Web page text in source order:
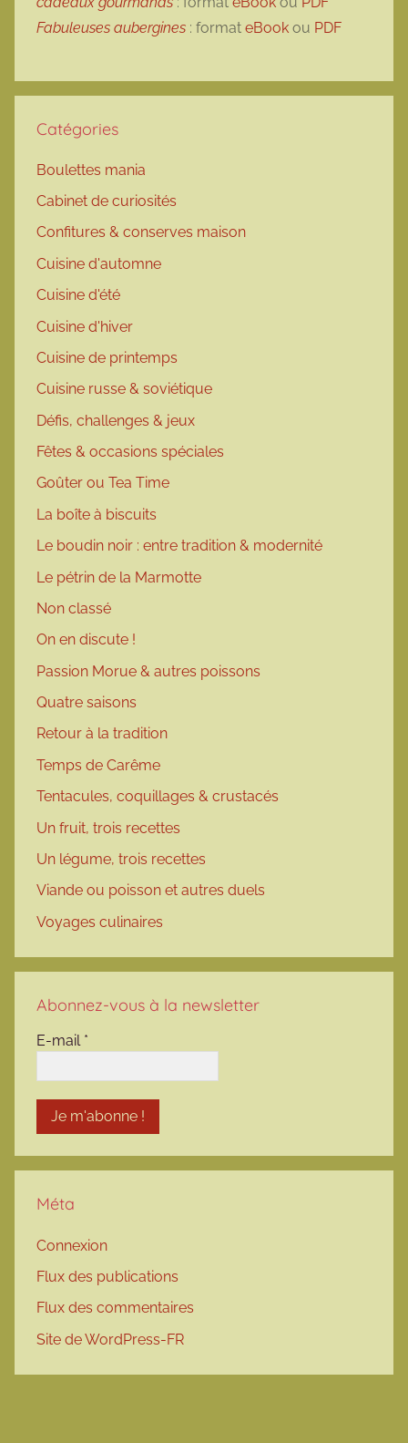
Fabuleuses aubergines : format eBook ou PDF
Catégories
Boulettes mania
Cabinet de curiosités
Confitures & conserves maison
Cuisine d'automne
Cuisine d'été
Cuisine d'hiver
Cuisine de printemps
Cuisine russe & soviétique
Défis, challenges & jeux
Fêtes & occasions spéciales
Goûter ou Tea Time
La boîte à biscuits
Le boudin noir : entre tradition & modernité
Le pétrin de la Marmotte
Non classé
On en discute !
Passion Morue & autres poissons
Quatre saisons
Retour à la tradition
Temps de Carême
Tentacules, coquillages & crustacés
Un fruit, trois recettes
Un légume, trois recettes
Viande ou poisson et autres duels
Voyages culinaires
Abonnez-vous à la newsletter
E-mail *
Méta
Connexion
Flux des publications
Flux des commentaires
Site de WordPress-FR